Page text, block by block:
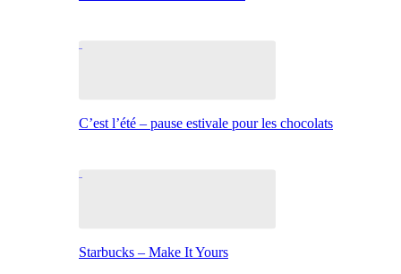
C’est l’été – pause estivale pour les chocolats
Starbucks – Make It Yours